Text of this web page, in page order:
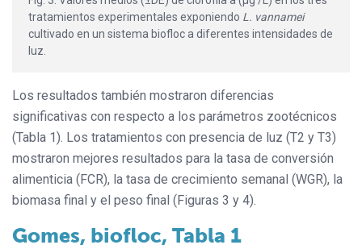
tratamientos experimentales exponiendo L. vannamei
cultivado en un sistema biofloc a diferentes intensidades de
luz.
Los resultados también mostraron diferencias
significativas con respecto a los parámetros zootécnicos
(Tabla 1). Los tratamientos con presencia de luz (T2 y T3)
mostraron mejores resultados para la tasa de conversión
alimenticia (FCR), la tasa de crecimiento semanal (WGR), la
biomasa final y el peso final (Figuras 3 y 4).
Gomes, biofloc, Tabla 1